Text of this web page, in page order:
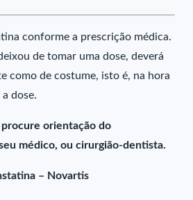
conforme a prescrição médica.
de tomar uma dose, deverá
como de costume, isto é, na hora
dose.
procure orientação do
médico, ou cirurgião-dentista.
– Novartis